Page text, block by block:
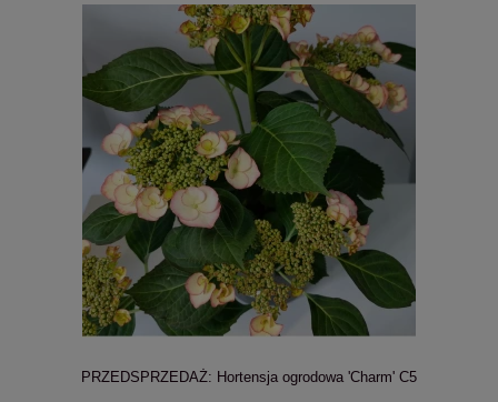
PRZEDSPRZEDAŻ: Hortensja ogrodowa 'Charm' C5